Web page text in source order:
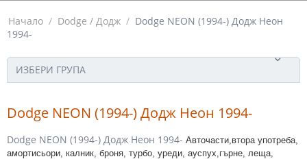
Начало / Dodge / Додж / Dodge NEON (1994-) Додж Неон
1994-
ИЗБЕРИ ГРУПА
Dodge NEON (1994-) Додж Неон 1994-
Dodge NEON (1994-) Додж Неон 1994- Авточасти,втора употреба,
амортисьори, калник, броня, турбо, уреди, ауспух,гърне, леща,